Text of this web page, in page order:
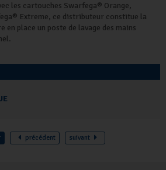
les cartouches Swarfega® Orange,
Extreme, ce distributeur constitue la
place un poste de lavage des mains
précédent suivant